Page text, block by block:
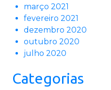
março 2021
fevereiro 2021
dezembro 2020
outubro 2020
julho 2020
Categorias